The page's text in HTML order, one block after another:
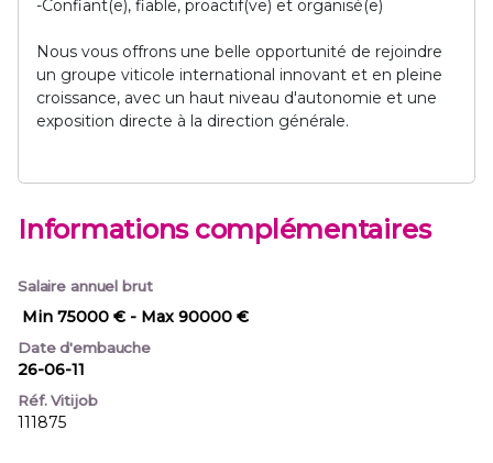
-Confiant(e), fiable, proactif(ve) et organisé(e)
Nous vous offrons une belle opportunité de rejoindre
un groupe viticole international innovant et en pleine
croissance, avec un haut niveau d'autonomie et une
exposition directe à la direction générale.
Informations complémentaires
Salaire annuel brut
Min 75000 € - Max 90000 €
Date d'embauche
26-06-11
Réf. Vitijob
111875